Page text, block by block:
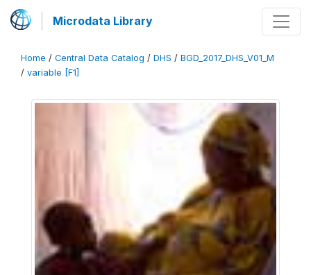
Microdata Library
Home / Central Data Catalog / DHS / BGD_2017_DHS_V01_M
/ variable [F1]